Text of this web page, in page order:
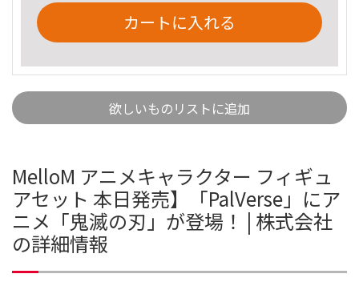
カートに入れる
欲しいものリストに追加
MelloM アニメキャラクター フィギュ
アセット 本日発売】「PalVerse」にア
ニメ「鬼滅の刃」が登場！ | 株式会社
の詳細情報